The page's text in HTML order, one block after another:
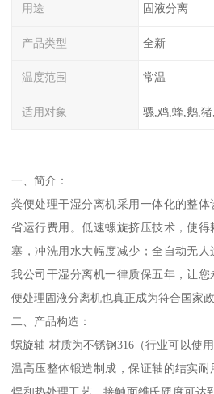
用途 固液分离
产品类型 全新
温度范围 常温
适用对象
一、简介：
粪便处理干湿分离机采用一体化的整
省运行费用。低速螺旋挤压技术，使
塞，冲洗用水大幅度减少；全自动无人
我公司干湿分离机一律质保五年，让
便处理固液分离机也真正成为符合国家
二、产品构造：
螺旋轴 材质为不锈钢316（行业可以使
温高压整体锻造制成，保证轴的结实